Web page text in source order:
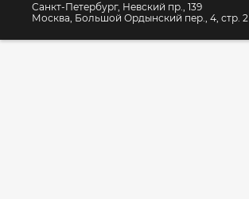
Санкт-Петербург, Невский пр., 139
Москва, Большой Ордынский пер., 4, стр. 2